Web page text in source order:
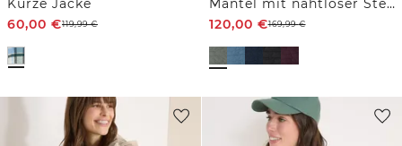
60,00 €119,99€
120,00 €169,99€